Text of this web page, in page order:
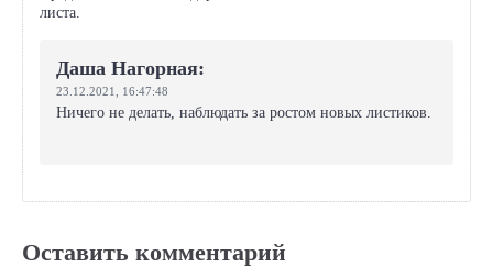
листа.
Даша Нагорная:
23.12.2021, 16:47:48
Ничего не делать, наблюдать за ростом новых листиков.
Оставить комментарий